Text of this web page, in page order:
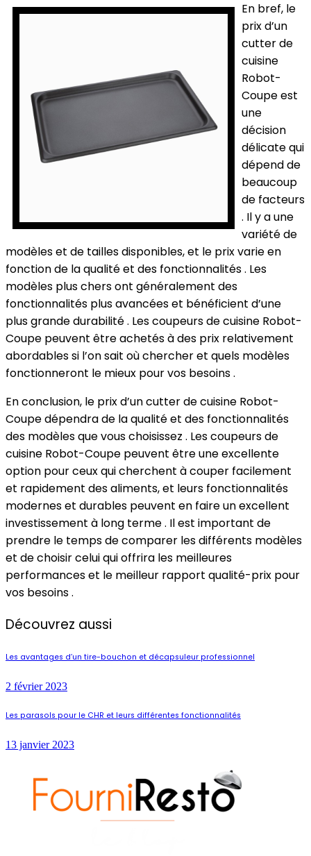
En bref, le
prix d’un
cutter de
cuisine
Robot-
Coupe est
une
décision
délicate qui
dépend de
beaucoup
de facteurs
. Il y a une
variété de
modèles et de tailles disponibles, et le prix varie en
fonction de la qualité et des fonctionnalités . Les
modèles plus chers ont généralement des
fonctionnalités plus avancées et bénéficient d’une
plus grande durabilité . Les coupeurs de cuisine Robot-
Coupe peuvent être achetés à des prix relativement
abordables si l’on sait où chercher et quels modèles
fonctionneront le mieux pour vos besoins .
En conclusion, le prix d’un cutter de cuisine Robot-
Coupe dépendra de la qualité et des fonctionnalités
des modèles que vous choisissez . Les coupeurs de
cuisine Robot-Coupe peuvent être une excellente
option pour ceux qui cherchent à couper facilement
et rapidement des aliments, et leurs fonctionnalités
modernes et durables peuvent en faire un excellent
investissement à long terme . Il est important de
prendre le temps de comparer les différents modèles
et de choisir celui qui offrira les meilleures
performances et le meilleur rapport qualité-prix pour
vos besoins .
Découvrez aussi
Les avantages d’un tire-bouchon et décapsuleur professionnel
2 février 2023
Les parasols pour le CHR et leurs différentes fonctionnalités
13 janvier 2023